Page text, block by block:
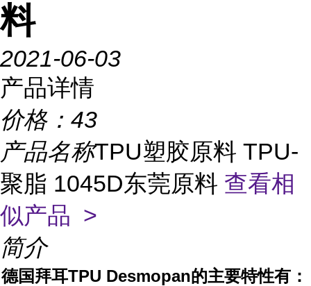
料
2021-06-03
产品详情
价格： 43
产品名称TPU塑胶原料 TPU-
聚脂 1045D东莞原料 查看相
似产品 >
简介
德国拜耳TPU Desmopan的主要特性有：